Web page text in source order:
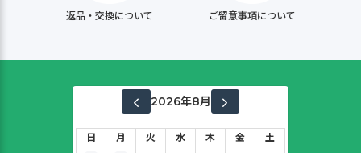
返品・交換について ご留意事項について
2026年8月
日 月 火 水 木 金
土